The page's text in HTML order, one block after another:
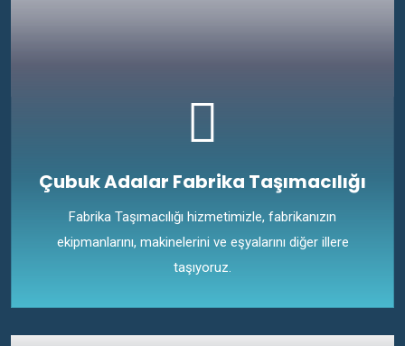
Çubuk Adalar Fabrika Taşımacılığı
Fabrika Taşımacılığı hizmetimizle, fabrikanızın
ekipmanlarını, makinelerini ve eşyalarını diğer illere
taşıyoruz.